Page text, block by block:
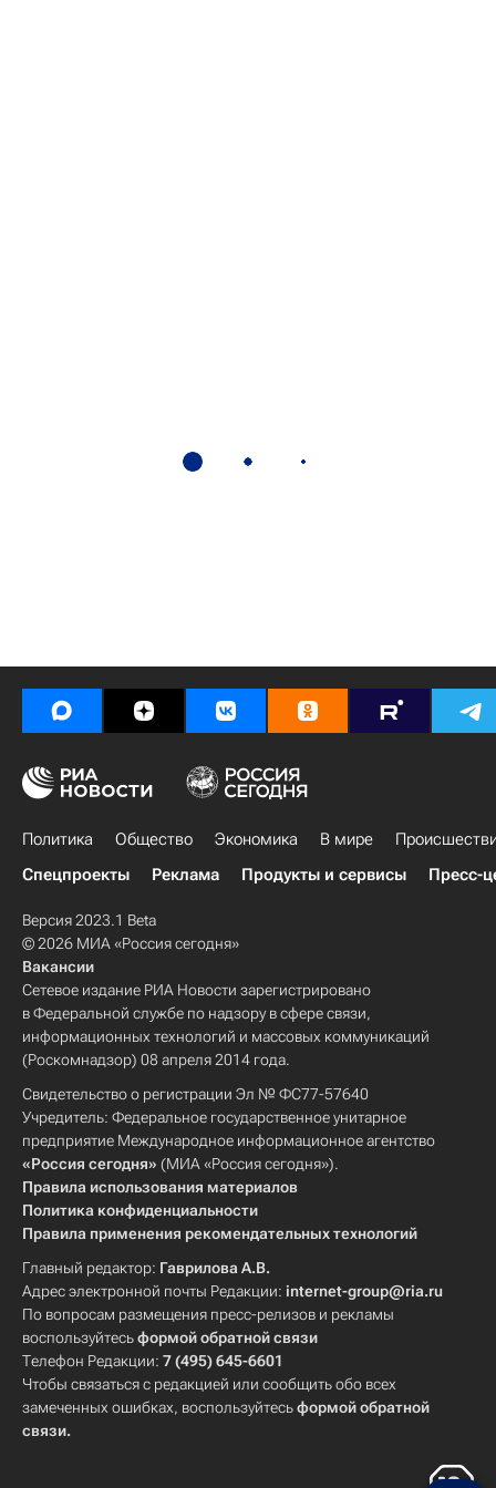
Политика Общество Экономика В мире
Спецпроекты
Реклама Продукты и сервисы Пресс-
Версия 2023.1 Beta
© 2026 МИА «Россия сегодня»
Вакансии
Сетевое издание РИА Новости зарегистрировано
в Федеральной службе по надзору в сфере связи,
информационных технологий и массовых коммуникаций
(Роскомнадзор) 08 апреля 2014 года.
Свидетельство о регистрации Эл № ФС77-57640
Учредитель: Федеральное государственное унитарное
предприятие Международное информационное агентство
«Россия сегодня» (МИА «Россия сегодня»).
Правила использования материалов
Политика конфиденциальности
Правила применения рекомендательных технологий
Главный редактор: Гаврилова А.В.
Адрес электронной почты Редакции: internet-group@ria.ru
По вопросам размещения пресс-релизов и рекламы
воспользуйтесьформой обратной связи
Телефон Редакции: 7 (495) 645-6601
Чтобы связаться с редакцией или сообщить обо всех
замеченных ошибках, воспользуйтесьформой обратной
связи.